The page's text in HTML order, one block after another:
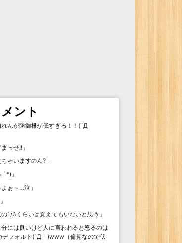
ント
れんが防御柵が低すぎる！！(´Д
っせ!! 」
ゃいますのん? 」
」
よぉ～…泣 」
」
1/3くらいは覚えてもいないと思う 」
分には良いけど人に言われると怒るのは
フォルト(´Д｀)www（偏見なので伏